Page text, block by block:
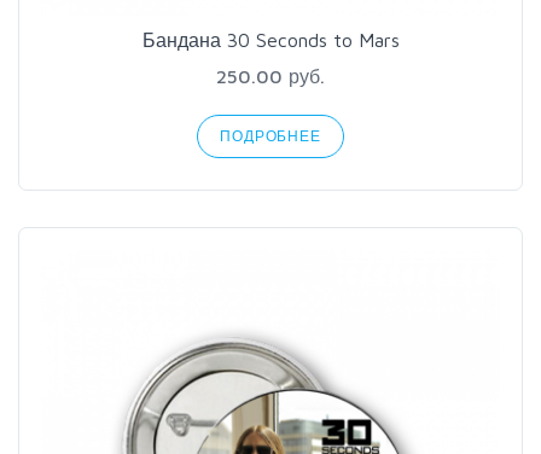
Бандана 30 Seconds to Mars
250.00 руб.
ПОДРОБНЕЕ